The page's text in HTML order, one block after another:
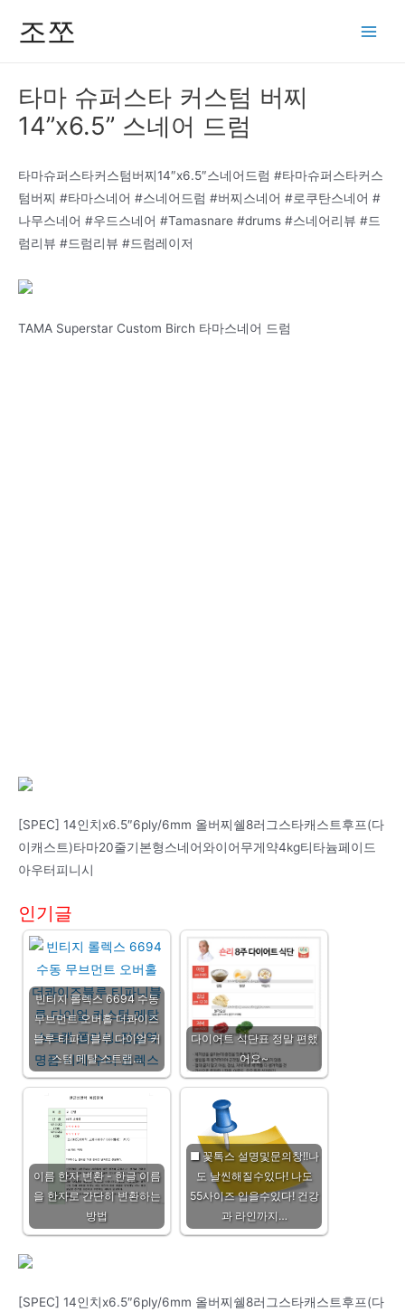
조쪼
타마 슈퍼스타 커스텀 버찌
14”x6.5” 스네어 드럼
타마슈퍼스타커스텀버찌14″x6.5″스네어드럼 #타마슈퍼스타커스
텀버찌 #타마스네어 #스네어드럼 #버찌스네어 #로쿠탄스네어 #
나무스네어 #우드스네어 #Tamasnare #drums #스네어리뷰 #드
럼리뷰 #드럼리뷰 #드럼레이저
TAMA Superstar Custom Birch 타마스네어 드럼
[SPEC] 14인치x6.5″6ply/6mm 올버찌쉘8러그스타캐스트후프(다
이캐스트)타마20줄기본형스네어와이어무게약4kg티타늄페이드
아우터피니시
인기글
빈티지 롤렉스 6694 수동
무브먼트 오버홀 더콰이즈
블루 티파니블루 다이얼 커
스텀 메탈 스트랩…
다이어트 식단표 정말 편했
어요~
이름 한자 변환 - 한글 이름
을 한자로 간단히 변환하는
방법
■ 꽃톡스 설명및문의창!!나
도 날씬해질수있다! 나도
55사이즈 입을수있다! 건강
과 라인까지…
[SPEC] 14인치x6.5″6ply/6mm 올버찌쉘8러그스타캐스트후프(다